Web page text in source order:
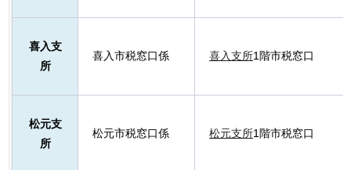
喜入支
所
喜入市税窓口係 喜入支所1階市税窓口
松元支
所
松元市税窓口係 松元支所1階市税窓口